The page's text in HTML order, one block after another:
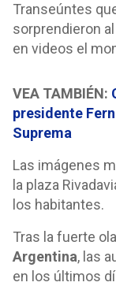
Transeúntes
sorprendieron
en videos el
VEA TAMBIÉN:
presidente
Suprema
Las imágenes
la plaza
los habitantes.
Tras la fuerte
Argentina, las
en los últimos